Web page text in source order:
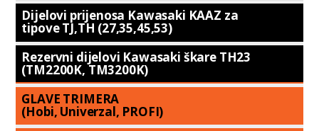
Dijelovi prijenosa Kawasaki KAAZ za
tipove TJ,TH (27,35,45,53)
Rezervni dijelovi Kawasaki škare TH23
(TM2200K, TM3200K)
GLAVE TRIMERA
(Hobi, Univerzal, PROFI)